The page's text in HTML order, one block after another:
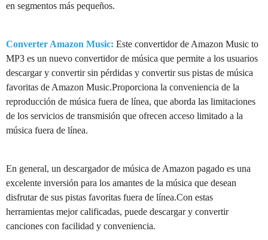
en segmentos más pequeños.
Converter Amazon Music: Este convertidor de Amazon Music to
MP3 es un nuevo convertidor de música que permite a los usuarios
descargar y convertir sin pérdidas y convertir sus pistas de música
favoritas de Amazon Music.Proporciona la conveniencia de la
reproducción de música fuera de línea, que aborda las limitaciones
de los servicios de transmisión que ofrecen acceso limitado a la
música fuera de línea.
En general, un descargador de música de Amazon pagado es una
excelente inversión para los amantes de la música que desean
disfrutar de sus pistas favoritas fuera de línea.Con estas
herramientas mejor calificadas, puede descargar y convertir
canciones con facilidad y conveniencia.